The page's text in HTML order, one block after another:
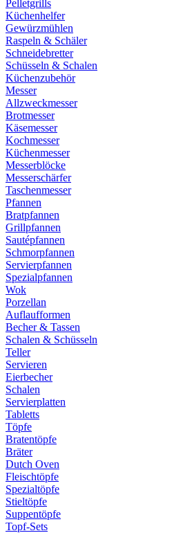
Pelletgrills
Küchenhelfer
Gewürzmühlen
Raspeln & Schäler
Schneidebretter
Schüsseln & Schalen
Küchenzubehör
Messer
Allzweckmesser
Brotmesser
Käsemesser
Kochmesser
Küchenmesser
Messerblöcke
Messerschärfer
Taschenmesser
Pfannen
Bratpfannen
Grillpfannen
Sautépfannen
Schmorpfannen
Servierpfannen
Spezialpfannen
Wok
Porzellan
Auflaufformen
Becher & Tassen
Schalen & Schüsseln
Teller
Servieren
Eierbecher
Schalen
Servierplatten
Tabletts
Töpfe
Bratentöpfe
Bräter
Dutch Oven
Fleischtöpfe
Spezialtöpfe
Stieltöpfe
Suppentöpfe
Topf-Sets